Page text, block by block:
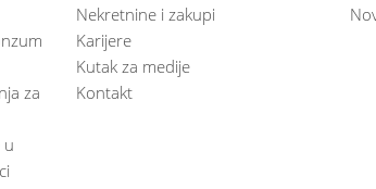
za
u
Nekretnine i zakupi
Karijere
Kutak za medije
Kontakt